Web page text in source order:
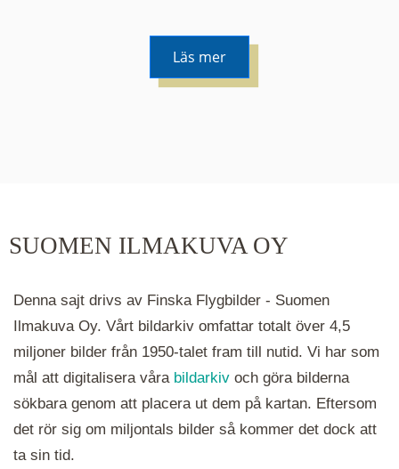
Läs mer
hålla ned ctrl-tangenten och scrolla.
SUOMEN ILMAKUVA OY
Denna sajt drivs av Finska Flygbilder - Suomen
Ilmakuva Oy. Vårt bildarkiv omfattar totalt över 4,5
miljoner bilder från 1950-talet fram till nutid. Vi har som
mål att digitalisera våra bildarkiv och göra bilderna
sökbara genom att placera ut dem på kartan. Eftersom
det rör sig om miljontals bilder så kommer det dock att
ta sin tid.